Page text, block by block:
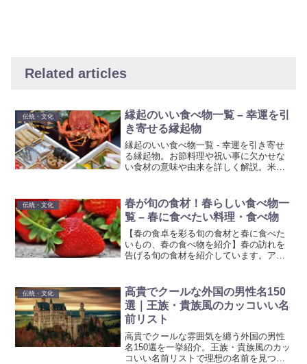
Related articles
伝統・文化
縁起のいい食べ物一覧 – 幸運を引
き寄せる縁起物
縁起のいい食べ物一覧 - 幸運を引き寄せ
る縁起物。お節料理や祝い事に欠かせな
い食材の意味や由来を詳しく解説。米・
伝統・文化
春が旬の食材！春らしい食べ物一
覧 – 春に食べたい料理・食べ物
【春の食卓を彩る旬の食材と春に食べた
いもの、春の食べ物を紹介】春の訪れを
告げる旬の食材を紹介しています。アス
富な美味しい料理を楽しみましょう。春
の食材を味わい尽くし、季節の変わり目
を美食で彩ってみませんか。
伝統・文化
高貴でクールな外国の男性名150
選｜王族・貴族風のカッコいい名
前リスト
高貴でクールな雰囲気を纏う外国の男性
名150選を一挙紹介。王族・貴族風のカッ
コいい名前リストで理想の名前を見つけ